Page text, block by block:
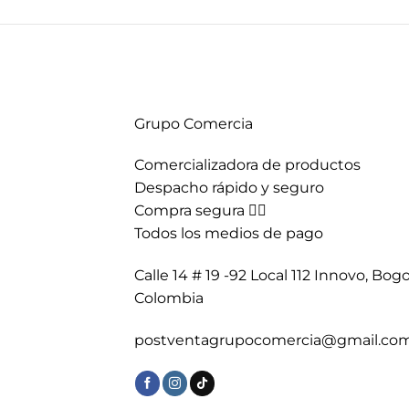
Grupo Comercia
Comercializadora de productos
Despacho rápido y seguro
Compra segura 👇🏼
Todos los medios de pago
Calle 14 # 19 -92 Local 112 Innovo,
Colombia